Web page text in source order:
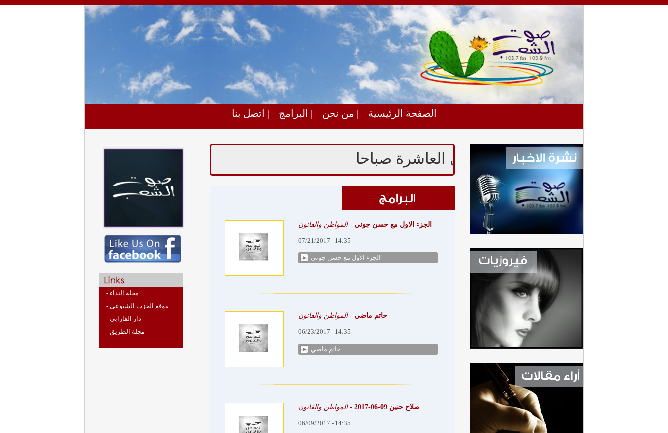
الصفحة الرئيسية | من نحن | البرامج | اتصل بنا
يوميا من السابعة وحتى العاشرة صباحا
الجزء الاول مع حسن جوني -المواطن والقانون
07/21/2017 - 14:35
الجزء الاول مع حسن جوني
حاتم ماضي -المواطن والقانون
06/23/2017 - 14:35
حاتم ماضي
صلاح حنين 09-06-2017 -المواطن والقانون
06/09/2017 - 14:35
- مجلة النداء
- موقع الحزب الشيوعي
- دار الفارابي
- مجلة الطريق